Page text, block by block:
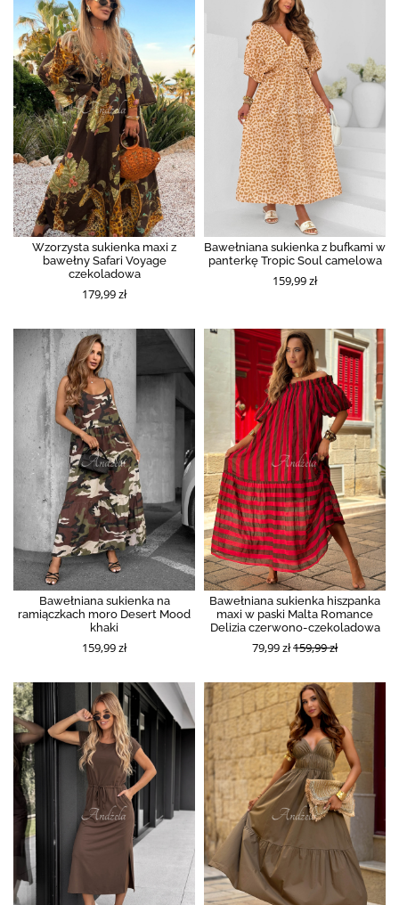
Wzorzysta sukienka maxi z
bawełny Safari Voyage
czekoladowa
179,99 zł
Bawełniana sukienka z bufkami w
panterkę Tropic Soul camelowa
159,99 zł
Bawełniana sukienka na
ramiączkach moro Desert Mood
khaki
159,99 zł
Bawełniana sukienka hiszpanka
maxi w paski Malta Romance
Delizia czerwono-czekoladowa
79,99 zł159,99 zł